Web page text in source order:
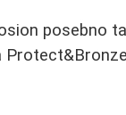
posebno